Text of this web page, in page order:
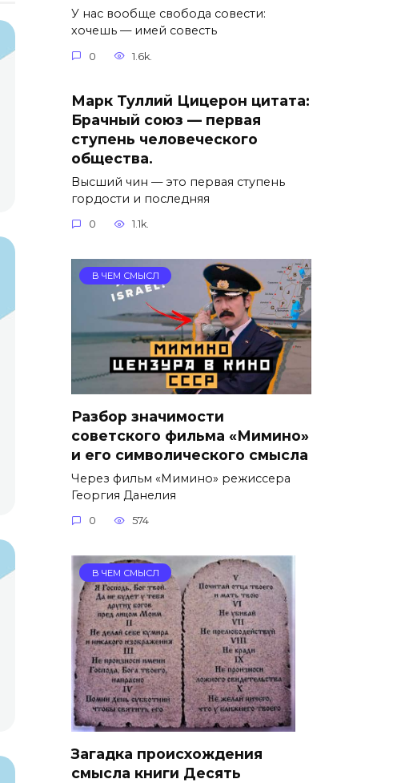
У нас вообще свобода совести:
хочешь — имей совесть
0 1.6k.
Марк Туллий Цицерон цитата:
Брачный союз — первая
ступень человеческого
общества.
Высший чин — это первая ступень
гордости и последняя
0 1.1k.
В ЧЕМ СМЫСЛ
Разбор значимости
советского фильма «Мимино»
и его символического смысла
Через фильм «Мимино» режиссера
Георгия Данелия
0 574
В ЧЕМ СМЫСЛ
Загадка происхождения
смысла книги Десять